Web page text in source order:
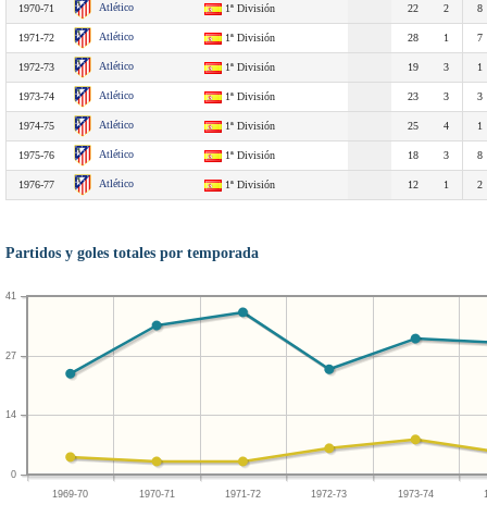
1970-71 Atlético 1ª División 22 2 8
1971-72 Atlético 1ª División 28 1 7
1972-73 Atlético 1ª División 19 3 1
1973-74 Atlético 1ª División 23 3 3
1974-75 Atlético 1ª División 25 4 1
1975-76 Atlético 1ª División 18 3 8
1976-77 Atlético 1ª División 12 1 2
Partidos y goles totales por temporada
1969-70 1970-71 1971-72 1972-73 1973-74
0
14
27
41